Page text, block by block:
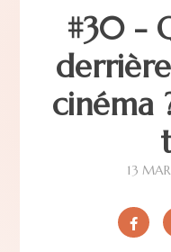
#30 -
cinéma
13